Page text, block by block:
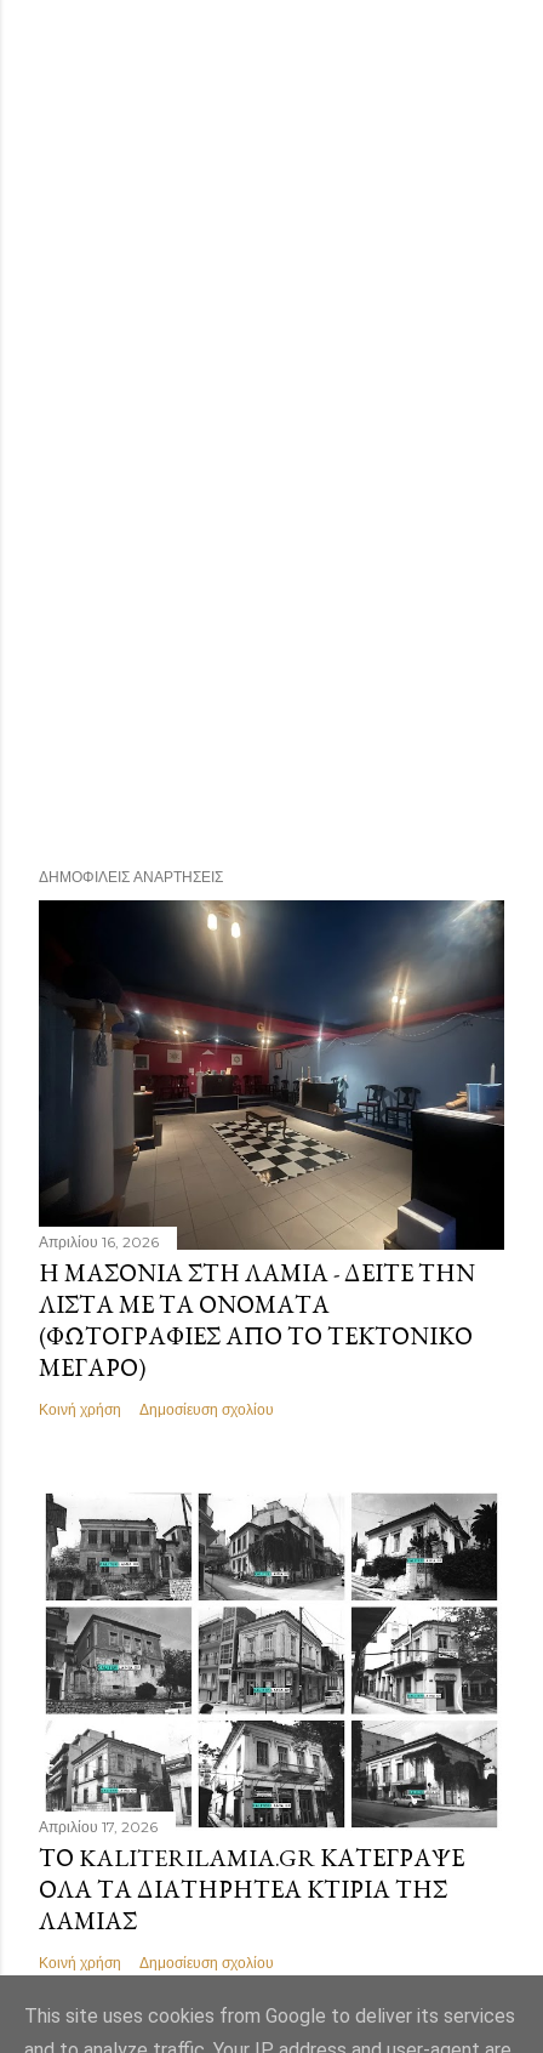
ΔΗΜΟΦΙΛΕΊΣ ΑΝΑΡΤΉΣΕΙΣ
Απριλίου 16, 2026
Η ΜΑΣΟΝΊΑ ΣΤΗ ΛΑΜΊΑ - ΔΕΊΤΕ ΤΗΝ
ΛΊΣΤΑ ΜΕ ΤΑ ΟΝΌΜΑΤΑ
(ΦΩΤΟΓΡΑΦΊΕΣ ΑΠΌ ΤΟ ΤΕΚΤΟΝΙΚΌ
ΜΈΓΑΡΟ)
Κοινή χρήση Δημοσίευση σχολίου
Απριλίου 17, 2026
ΤΟ KALITERILAMIA.GR ΚΑΤΈΓΡΑΨΕ
ΌΛΑ ΤΑ ΔΙΑΤΗΡΗΤΈΑ ΚΤΊΡΙΑ ΤΗΣ
ΛΑΜΊΑΣ
Κοινή χρήση Δημοσίευση σχολίου
This site uses cookies from Google to deliver its services